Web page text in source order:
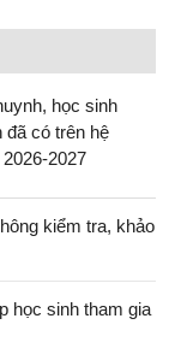
học sinh
đã có trên hệ
2027
kiểm tra, khảo
học sinh tham gia